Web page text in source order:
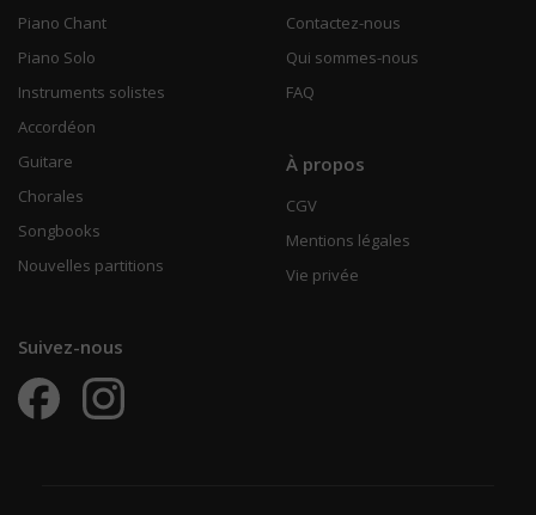
Piano Chant
Piano Solo
Instruments solistes
Accordéon
Guitare
Chorales
Songbooks
Nouvelles partitions
Contactez-nous
Qui sommes-nous
FAQ
À propos
CGV
Mentions légales
Vie privée
Suivez-nous